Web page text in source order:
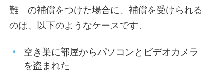
難」の補償をつけた場合に、補償を受けられる
のは、以下のようなケースです。
空き巣に部屋からパソコンとビデオカメラ
を盗まれた